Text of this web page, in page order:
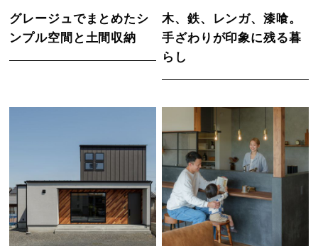
グレージュでまとめたシ
ンプル空間と土間収納
木、鉄、レンガ、漆喰。
手ざわりが印象に残る暮
らし